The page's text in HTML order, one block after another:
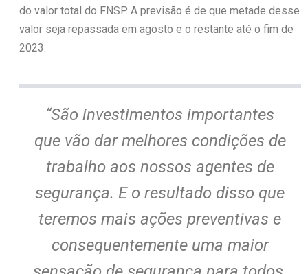
do valor total do FNSP. A previsão é de que metade desse
valor seja repassada em agosto e o restante até o fim de
2023.
“São investimentos importantes
que vão dar melhores condições de
trabalho aos nossos agentes de
segurança. E o resultado disso que
teremos mais ações preventivas e
consequentemente uma maior